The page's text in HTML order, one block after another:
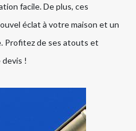
facile. De plus, ces
éclat à votre maison et un
Profitez de ses atouts et
!